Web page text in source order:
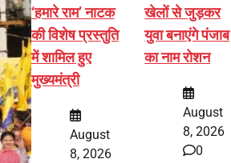
‘हमारे राम’ नाटक
की विशेष प्रस्तुति
में शामिल हुए
मुख्यमंत्री
August
8, 2026
खेलों से जुड़कर
युवा बनाएंगे पंजाब
का नाम रोशन
August
8, 2026
0